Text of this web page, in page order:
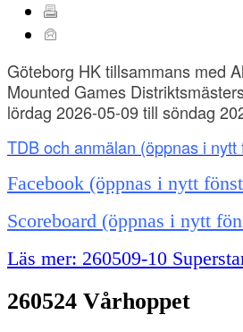
Göteborg HK tillsammans med
Mounted Games
lördag 2026-05-09 till söndag
TDB och anmälan (öppnas i nytt
Facebook (öppnas i nytt
Scoreboard (öppnas i nytt
Läs mer: 260509-10
260524 Vårhoppet